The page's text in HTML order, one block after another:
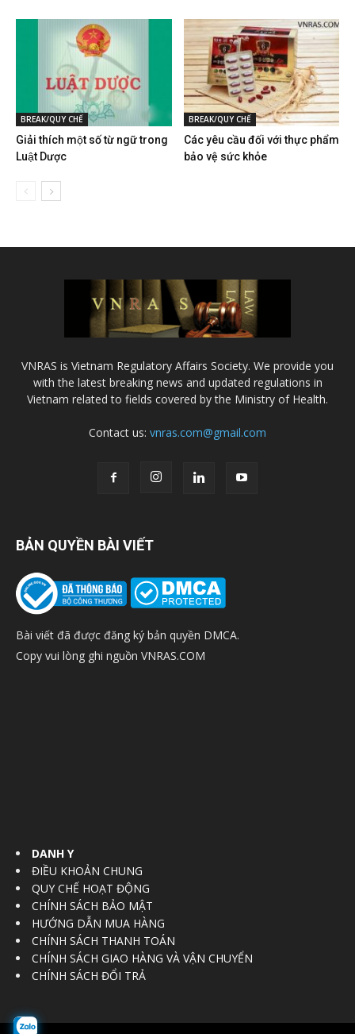
BREAK/QUY CHẾ
Giải thích một số từ ngữ trong
Luật Dược
BREAK/QUY CHẾ
Các yêu cầu đối với thực phẩm
bảo vệ sức khỏe
VNRAS is Vietnam Regulatory Affairs Society. We provide you
with the latest breaking news and updated regulations in
Vietnam related to fields covered by the Ministry of Health.
Contact us: vnras.com@gmail.com
BẢN QUYỀN BÀI VIẾT
Bài viết đã được đăng ký bản quyền DMCA.
Copy vui lòng ghi nguồn VNRAS.COM
DANH Y
ĐIỀU KHOẢN CHUNG
QUY CHẾ HOẠT ĐỘNG
CHÍNH SÁCH BẢO MẬT
HƯỚNG DẪN MUA HÀNG
CHÍNH SÁCH THANH TOÁN
CHÍNH SÁCH GIAO HÀNG VÀ VẬN CHUYỂN
CHÍNH SÁCH ĐỔI TRẢ